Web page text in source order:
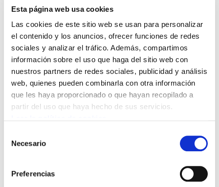
Esta página web usa cookies
Las cookies de este sitio web se usan para personalizar
el contenido y los anuncios, ofrecer funciones de redes
sociales y analizar el tráfico. Además, compartimos
información sobre el uso que haga del sitio web con
nuestros partners de redes sociales, publicidad y análisis
web, quienes pueden combinarla con otra información
que les haya proporcionado o que hayan recopilado a
partir del uso que haya hecho de sus servicios.
Necesario
Preferencias
denunciando esta situación, ELA apunta a que
en las últimas semanas la situación se ha
agravado, sobre todo, en Araba y en Gipuzkoa:
En Araba, las cocinas de Izarra y de Gorbeialdea
de Gasteiz no han podido ofrecer sus servicios
durante un día por falta de personal. En el
instituto Los Herrán de Gasteiz, tampoco se
En Gipuzkoa, en la escuela Karmengo Ama de
Trintxerpe no se realizan sustituciones en
cocina desde el pasado diciembre. “En las